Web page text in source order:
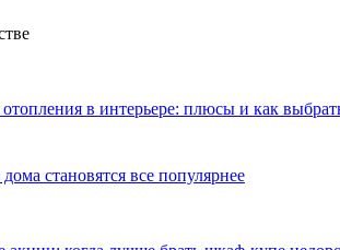
в интерьере: плюсы и как
становятся все популярнее